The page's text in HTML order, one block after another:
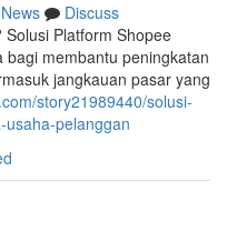
News
Discuss
Platform Shopee
membantu peningkatan
jangkauan pasar yang
story21989440/solusi-
pelanggan